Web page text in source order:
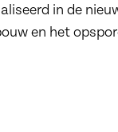
in de
en het